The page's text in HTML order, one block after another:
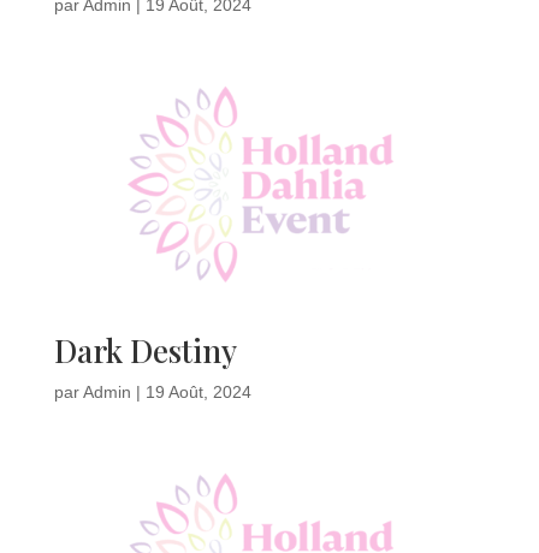
parAdmin | 19 Août, 2024
Dark Destiny
parAdmin | 19 Août, 2024